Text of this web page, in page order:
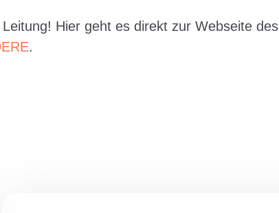
Hier geht es direkt zur Webseite des
.